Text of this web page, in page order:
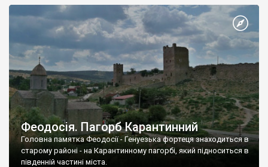
Феодосія. Пагорб Карантинний
Головна памятка Феодосії - Генуезька фортеця знаходиться в
старому районі - на Карантинному пагорбі, який підноситься в
південній частині міста.